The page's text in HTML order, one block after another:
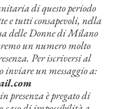
di questo periodo
e tutti consapevoli, nella
delle Donne di Milano
un numero molto
Per iscriversi al
inviare un messaggio a:
presenza è pregato di